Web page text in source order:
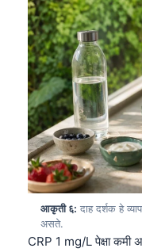
आकृती ६: दाह दर्शक हे
असते.
CRP 1 mg/L पेक्षा कमी
Hrvatski
Slovenčina
كوردی‎
پښتو
سنڌي
සිංහල
অসমীয়া
Galego
Latviešu valoda
Македонски